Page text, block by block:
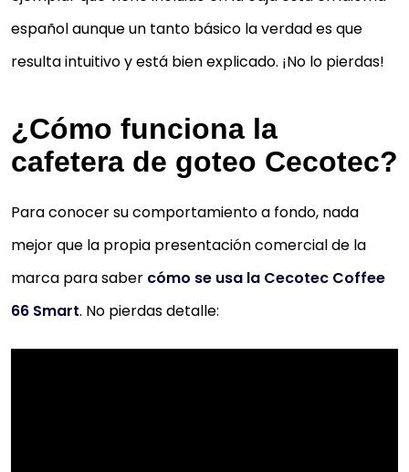
español aunque un tanto básico la verdad es que
resulta intuitivo y está bien explicado. ¡No lo pierdas!
¿Cómo funciona la
cafetera de goteo Cecotec?
Para conocer su comportamiento a fondo, nada
mejor que la propia presentación comercial de la
marca para saber cómo se usa la Cecotec Coffee
66 Smart. No pierdas detalle: